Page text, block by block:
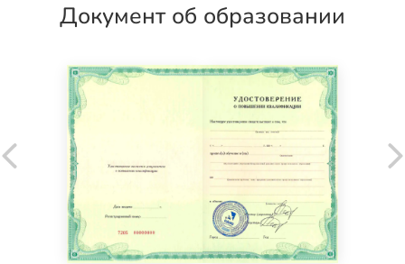
Документ об образовании